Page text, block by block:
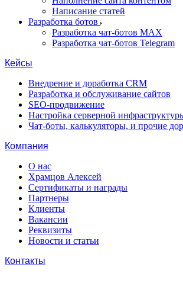
Написание статей
Разработка ботов
Разработка чат-ботов MAX
Разработка чат-ботов Telegram
Кейсы
Внедрение и доработка CRM
Разработка и обслуживание сайтов
SEO-продвижение
Настройка серверной
Чат-боты, калькуляторы, и прочие
Компания
О нас
Храмцов Алексей
Сертификаты и награды
Партнеры
Клиенты
Вакансии
Реквизиты
Новости и статьи
Контакты